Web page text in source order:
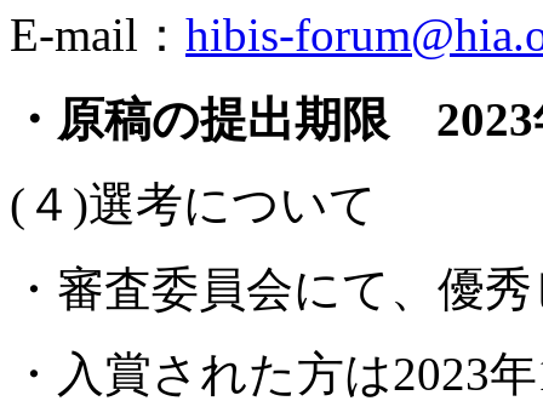
E-mail： hibis-
・原稿の提出期限
(４)選考について
・審査委員会にて、優
・入賞された方は2023